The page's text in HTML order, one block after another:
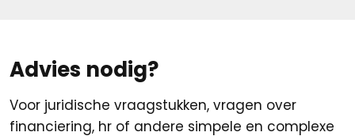
Advies nodig?
Voor juridische vraagstukken, vragen over
financiering, hr of andere simpele en complexe